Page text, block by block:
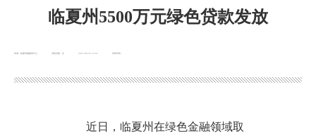
临夏州5500万元绿色贷款发放
来源：临夏州融媒体中心 浏览次数： 发布时间：
2025-08-30 16:02
近日，临夏州在绿色金融领域取